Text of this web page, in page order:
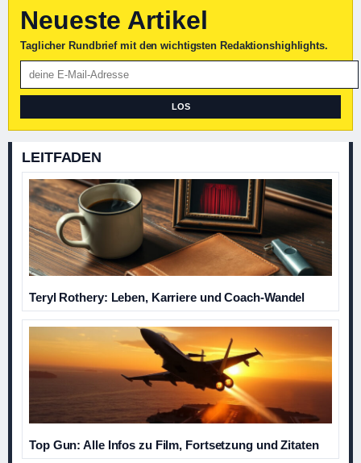
Neueste Artikel
Taglicher Rundbrief mit den wichtigsten Redaktionshighlights.
LOS
LEITFADEN
Teryl Rothery: Leben, Karriere und Coach-Wandel
Top Gun: Alle Infos zu Film, Fortsetzung und Zitaten